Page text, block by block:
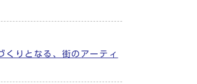
くりとなる、街のアーティ